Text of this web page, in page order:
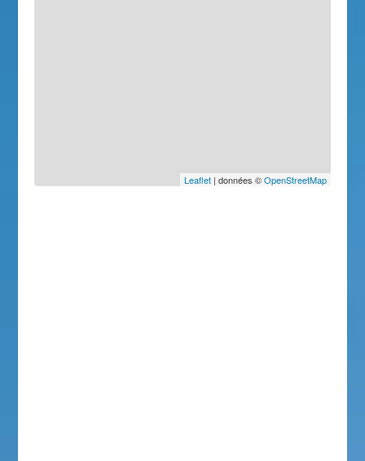
Leaflet| données ©OpenStreetMap